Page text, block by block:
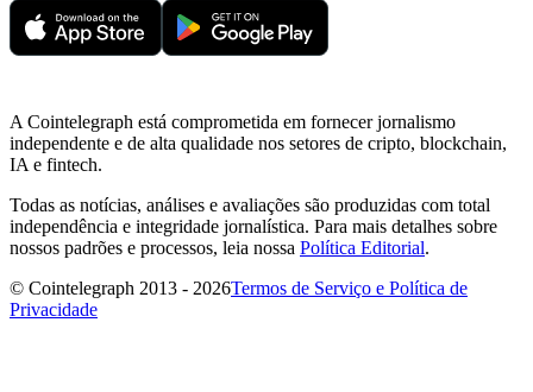
A Cointelegraph está comprometida em fornecer jornalismo
independente e de alta qualidade nos setores de cripto, blockchain,
IA e fintech.
Todas as notícias, análises e avaliações são produzidas com total
independência e integridade jornalística. Para mais detalhes sobre
nossos padrões e processos, leia nossa Política Editorial.
© Cointelegraph 2013 - 2026Termos de Serviço e Política de
Privacidade